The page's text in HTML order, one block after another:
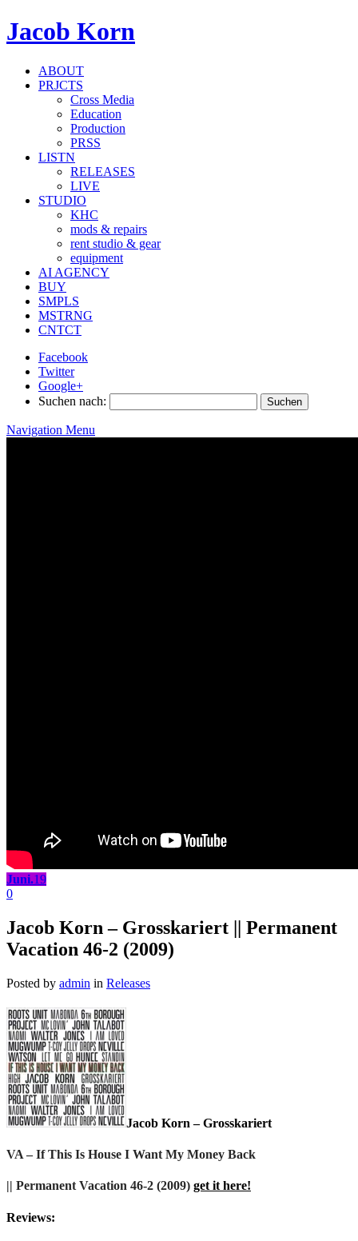
Jacob Korn
ABOUT
PRJCTS
Cross Media
Education
Production
PRSS
LISTN
RELEASES
LIVE
STUDIO
KHC
mods & repairs
rent studio & gear
equipment
AI AGENCY
BUY
SMPLS
MSTRNG
CNTCT
Facebook
Twitter
Google+
Suchen nach:
Navigation Menu
Juni.19
0
Jacob Korn – Grosskariert || Permanent
Vacation 46-2 (2009)
Posted by admin in Releases
Jacob Korn – Grosskariert
VA – If This Is House I Want My Money Back
|| Permanent Vacation 46-2 (2009) get it here!
Reviews: